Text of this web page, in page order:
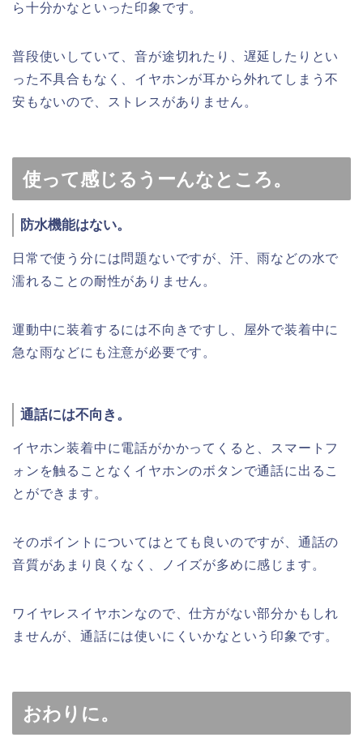
ら十分かなといった印象です。
普段使いしていて、音が途切れたり、遅延したりとい
った不具合もなく、イヤホンが耳から外れてしまう不
安もないので、ストレスがありません。
使って感じるうーんなところ。
防水機能はない。
日常で使う分には問題ないですが、汗、雨などの水で
濡れることの耐性がありません。
運動中に装着するには不向きですし、屋外で装着中に
急な雨などにも注意が必要です。
通話には不向き。
イヤホン装着中に電話がかかってくると、スマートフ
ォンを触ることなくイヤホンのボタンで通話に出るこ
とができます。
そのポイントについてはとても良いのですが、通話の
音質があまり良くなく、ノイズが多めに感じます。
ワイヤレスイヤホンなので、仕方がない部分かもしれ
ませんが、通話には使いにくいかなという印象です。
おわりに。